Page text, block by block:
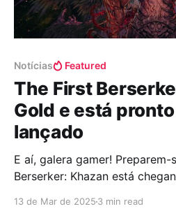
Notícias Featured
The First
Gold e está
lançado
E aí, galera gamer! Preparem-
Berserker: Khazan está
13 de Mar de 2025 3 min read